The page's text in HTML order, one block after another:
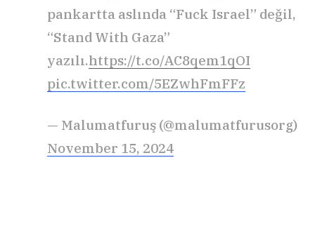
pankartta aslında “Fuck Israel” değil,
“Stand With Gaza”
yazılı.https://t.co/AC8qem1qOI
pic.twitter.com/5EZwhFmFFz
— Malumatfuruş (@malumatfurusorg)
November 15, 2024